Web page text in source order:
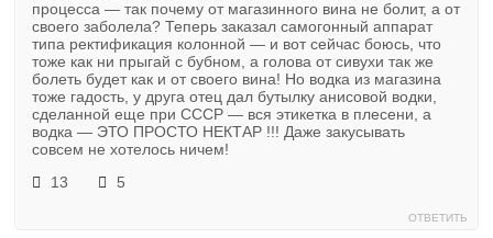
процесса — так почему от магазинного вина не болит, а от
своего заболела? Теперь заказал самогонный аппарат
типа ректификация колонной — и вот сейчас боюсь, что
тоже как ни прыгай с бубном, а голова от сивухи так же
болеть будет как и от своего вина! Но водка из магазина
тоже гадость, у друга отец дал бутылку анисовой водки,
сделанной еще при СССР — вся этикетка в плесени, а
водка — ЭТО ПРОСТО НЕКТАР !!! Даже закусывать
совсем не хотелось ничем!
13
5
ОТВЕТИТЬ